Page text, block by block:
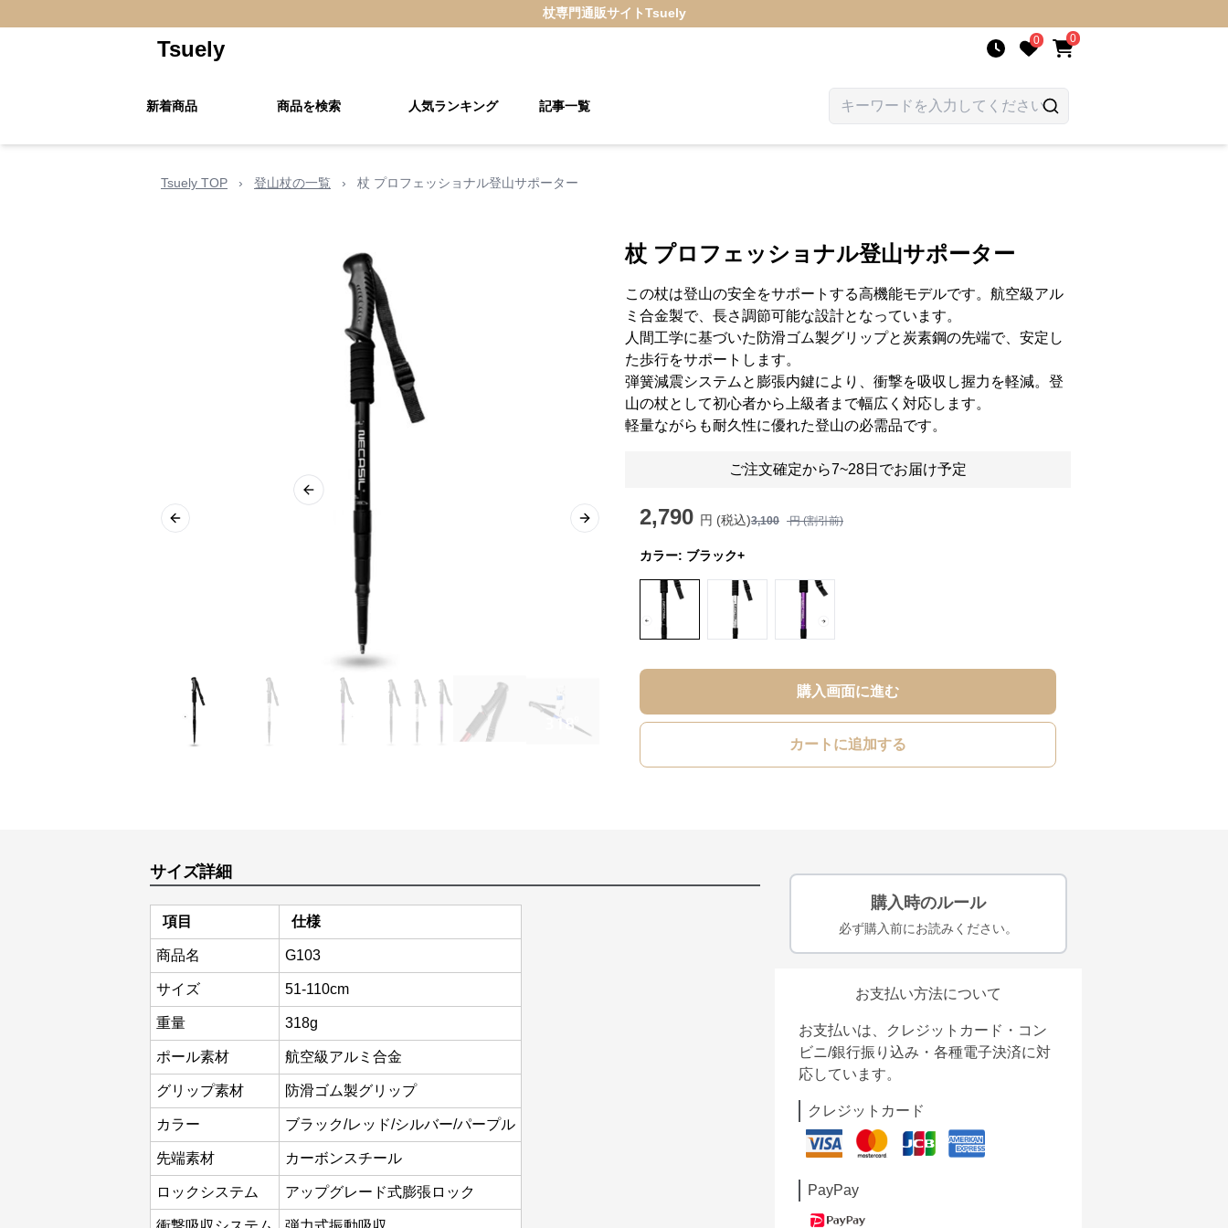
杖専門通販サイトTsuely
Tsuely 0 0
新着商品 商品を検索 人気ランキング 記事一覧
Tsuely TOP › 登山杖の一覧 › 杖 プロフェッショナル登山サポーター
Previous slide Next slide
杖 プロフェッショナル登山サポーター
この杖は登山の安全をサポートする高機能モデルです。航空級アル
ミ合金製で、長さ調節可能な設計となっています。
人間工学に基づいた防滑ゴム製グリップと炭素鋼の先端で、安定し
た歩行をサポートします。
弾簧減震システムと膨張内鍵により、衝撃を吸収し握力を軽減。登
山の杖として初心者から上級者まで幅広く対応します。
軽量ながらも耐久性に優れた登山の必需品です。
ご注文確定から7~28日でお届け予定
2,790 円 (税込)3,100 円 (割引前)
カラー: ブラック+
購入画面に進む
カートに追加する
サイズ詳細
項目 仕様
商品名 G103
サイズ 51-110cm
重量 318g
ポール素材 航空級アルミ合金
グリップ素材 防滑ゴム製グリップ
カラー ブラック/レッド/シルバー/パープル
先端素材 カーボンスチール
ロックシステム アップグレード式膨張ロック
購入時のルール
必ず購入前にお読みください。
お支払い方法について
お支払いは、クレジットカード・コン
ビニ/銀行振り込み・各種電子決済に対
応しています。
クレジットカード
PayPay